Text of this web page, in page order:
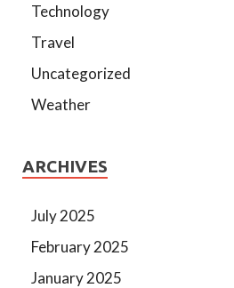
Technology
Travel
Uncategorized
Weather
ARCHIVES
July 2025
February 2025
January 2025